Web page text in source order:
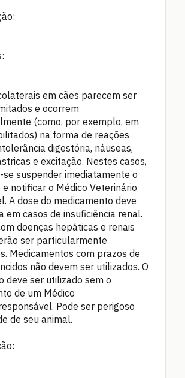
em cães parecem ser
e ocorrem
(como, por exemplo, em
na forma de reações
digestória, náuseas,
e excitação. Nestes casos,
se suspender imediatamente o
notificar o Médico Veterinário
A dose do medicamento deve
em casos de insuficiência renal.
doenças hepáticas e renais
ser particularmente
Medicamentos com prazos de
não devem ser utilizados. O
deve ser utilizado sem o
de um Médico
Pode ser perigoso
de seu animal.